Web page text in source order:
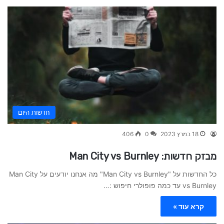
חדשות היום
18 במרץ 2023 0
406
מבזק חדשות: Man City vs Burnley
כל החדשות על "Man City vs Burnley" מה אנחנו יודעים על Man City
vs Burnley עד כמה פופולרי חיפוש :…
קרא עוד »